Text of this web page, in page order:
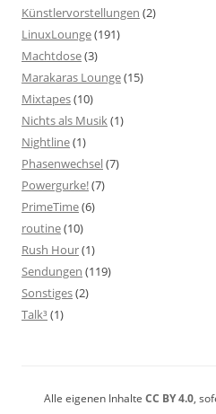
Künstlervorstellungen (2)
LinuxLounge(191)
Machtdose(3)
Marakaras Lounge(15)
Mixtapes(10)
Nichts als Musik(1)
Nightline(1)
Phasenwechsel(7)
Powergurke!(7)
PrimeTime(6)
routine(10)
Rush Hour(1)
Sendungen (119)
Sonstiges(2)
Talk³ (1)
Alle eigenen Inhalte CC BY 4.0,